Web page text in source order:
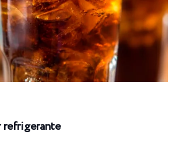
refrigerante